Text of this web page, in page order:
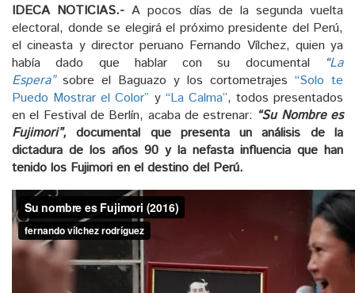
IDECA NOTICIAS.- A pocos días de la segunda vuelta
electoral, donde se elegirá el próximo presidente del Perú,
el cineasta y director peruano Fernando Vílchez, quien ya
había dado que hablar con su documental
“La
Espera”sobre el Baguazo y los cortometrajes “Solo te
Puedo Mostrar el Color” y “La Calma”, todos presentados
en el Festival de Berlín, acaba de estrenar: “Su Nombre es
Fujimori”,documental que presenta un análisis de la
dictadura de los años 90 y la nefasta influencia que han
tenido los Fujimori en el destino del Perú.